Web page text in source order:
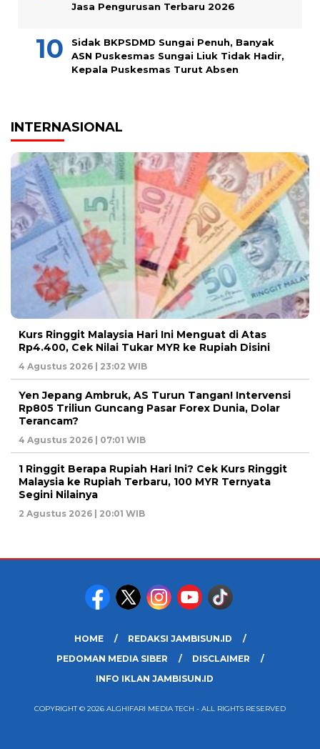
Jasa Pengurusan Terbaru 2026
Sidak BKPSDMD Sungai Penuh, Banyak
ASN Puskesmas Sungai Liuk Tidak Hadir,
Kepala Puskesmas Turut Absen
INTERNASIONAL
Kurs Ringgit Malaysia Hari Ini Menguat di Atas
Rp4.400, Cek Nilai Tukar MYR ke Rupiah Disini
4 Agustus 2026 | 23:02 WIB
Yen Jepang Ambruk, AS Turun Tangan! Intervensi
Rp805 Triliun Guncang Pasar Forex Dunia, Dolar
Terancam?
4 Agustus 2026 | 07:01 WIB
1 Ringgit Berapa Rupiah Hari Ini? Cek Kurs Ringgit
Malaysia ke Rupiah Terbaru, 100 MYR Ternyata
Segini Nilainya
2 Agustus 2026 | 20:01 WIB
HOME
REDAKSI JAMBISUN.ID
PEDOMAN MEDIA SIBER
DISCLAIMER
INFO IKLAN JAMBISUN.ID
COPYRIGHT © 2026 ALGHIFARI MEDIA TECH - ALL RIGHTS RESERVED